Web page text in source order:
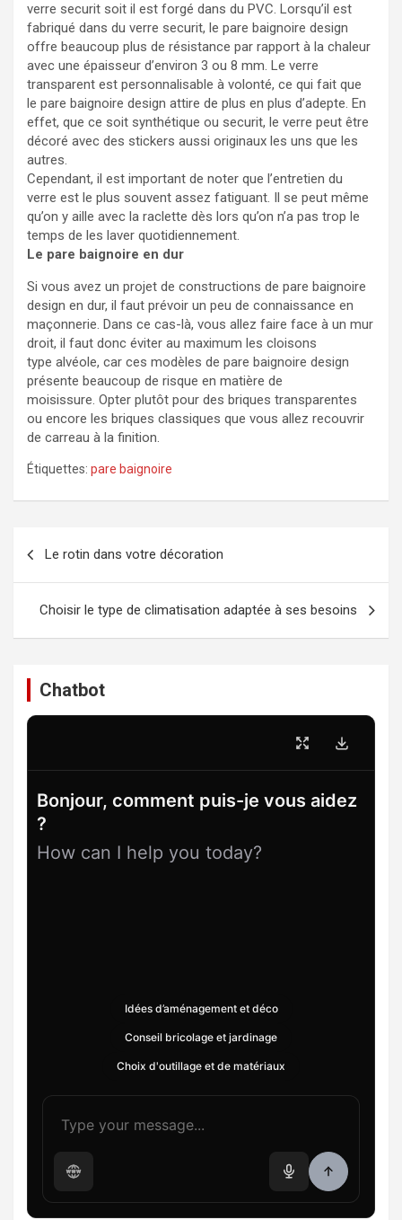
verre securit soit il est forgé dans du PVC. Lorsqu’il est
fabriqué dans du verre securit, le pare baignoire design
offre beaucoup plus de résistance par rapport à la chaleur
avec une épaisseur d’environ 3 ou 8 mm. Le verre
transparent est personnalisable à volonté, ce qui fait que
le pare baignoire design attire de plus en plus d’adepte. En
effet, que ce soit synthétique ou securit, le verre peut être
décoré avec des stickers aussi originaux les uns que les
autres.
Cependant, il est important de noter que l’entretien du
verre est le plus souvent assez fatiguant. Il se peut même
qu’on y aille avec la raclette dès lors qu’on n’a pas trop le
temps de les laver quotidiennement.
Le pare baignoire en dur
Si vous avez un projet de constructions de pare baignoire
design en dur, il faut prévoir un peu de connaissance en
maçonnerie. Dans ce cas-là, vous allez faire face à un mur
droit, il faut donc éviter au maximum les cloisons
type alvéole, car ces modèles de pare baignoire design
présente beaucoup de risque en matière de
moisissure. Opter plutôt pour des briques transparentes
ou encore les briques classiques que vous allez recouvrir
de carreau à la finition.
Étiquettes: pare baignoire
l’article
Le rotin dans votre décoration
Choisir le type de climatisation adaptée à ses besoins
Chatbot
Bonjour, comment puis-je vous aidez
?
How can I help you today?
Idées d’aménagement et déco
Conseil bricolage et jardinage
Choix d'outillage et de matériaux